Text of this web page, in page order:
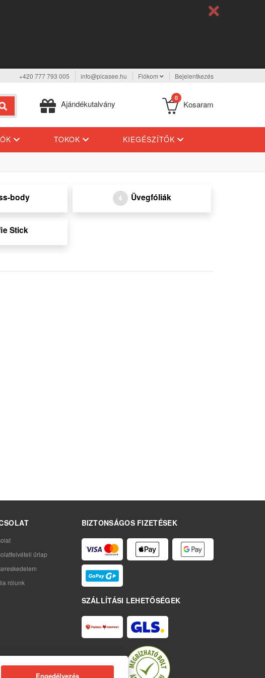
+420 777 793 005 info@picasee.hu Fiókom Bejelentkezés
Ajándékutalvány
0
Kosaram
TOKOK KIEGÉSZÍTŐK
body 4 Üvegfóliák
Stick
BIZTONSÁGOS FIZETÉSEK
SZÁLLÍTÁSI LEHETŐSÉGEK
űrlap
rólunk
Engedélyezés